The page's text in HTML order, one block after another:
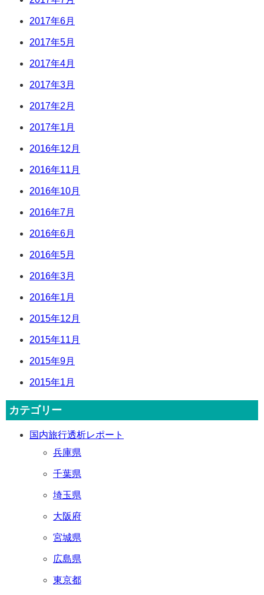
2017年6月
2017年5月
2017年4月
2017年3月
2017年2月
2017年1月
2016年12月
2016年11月
2016年10月
2016年7月
2016年6月
2016年5月
2016年3月
2016年1月
2015年12月
2015年11月
2015年9月
2015年1月
カテゴリー
国内旅行透析レポート
兵庫県
千葉県
埼玉県
大阪府
宮城県
広島県
東京都